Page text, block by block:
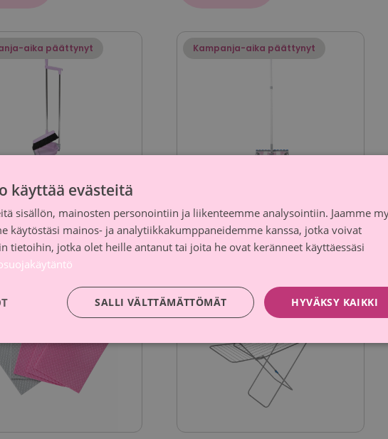
aika päättynyt
Arvioitu hinta
25 €
Kampanja-aika päättynyt
Lahjoitusosuus
1,50 €
Arvioitu hinta
35 €
aika päättynyt Kampanja-aika päättynyt
käyttää evästeitä
sisällön, mainosten personointiin ja liikenteemme analysointiin. Jaamme
käytöstäsi mainos- ja analytiikkakumppaneidemme kanssa, jotka voivat
tietoihin, jotka olet heille antanut tai joita he ovat keränneet käyttäessäsi
HYVÄKSY KAIKKI
SALLI VÄLTTÄMÄTTÖMÄT